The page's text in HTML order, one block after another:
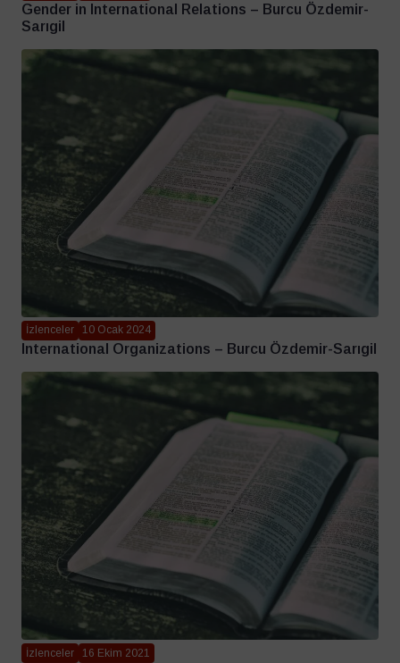
Gender in International Relations – Burcu Özdemir-
Sarıgil
İzlenceler 10 Ocak 2024
International Organizations – Burcu Özdemir-Sarıgil
İzlenceler 16 Ekim 2021